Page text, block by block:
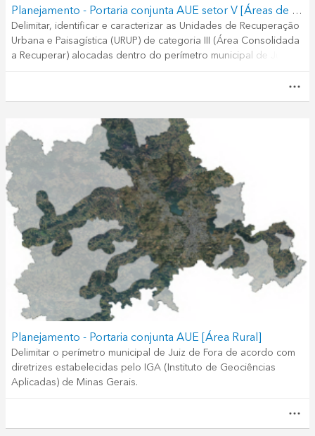
Planejamento - Portaria conjunta AUE setor V [Áreas de interesse ambiental PDP 2018]
Delimitar, identificar e caracterizar as Unidades de Recuperação
Urbana e Paisagística (URUP) de categoria III (Área Consolidada
a Recuperar) alocadas dentro do perímetro municipal de Juiz de
Planejamento - Portaria conjunta AUE [Área Rural]
Delimitar o perímetro municipal de Juiz de Fora de acordo com
diretrizes estabelecidas pelo IGA (Instituto de Geociências
Aplicadas) de Minas Gerais.